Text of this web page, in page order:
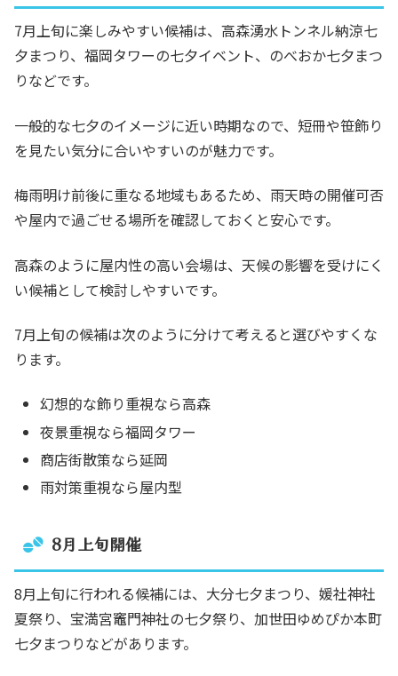
7月上旬に楽しみやすい候補は、高森湧水トンネル納涼七
夕まつり、福岡タワーの七夕イベント、のべおか七夕まつ
りなどです。
一般的な七夕のイメージに近い時期なので、短冊や笹飾り
を見たい気分に合いやすいのが魅力です。
梅雨明け前後に重なる地域もあるため、雨天時の開催可否
や屋内で過ごせる場所を確認しておくと安心です。
高森のように屋内性の高い会場は、天候の影響を受けにく
い候補として検討しやすいです。
7月上旬の候補は次のように分けて考えると選びやすくな
ります。
幻想的な飾り重視なら高森
夜景重視なら福岡タワー
商店街散策なら延岡
雨対策重視なら屋内型
8月上旬開催
8月上旬に行われる候補には、大分七夕まつり、媛社神社
夏祭り、宝満宮竈門神社の七夕祭り、加世田ゆめぴか本町
七夕まつりなどがあります。